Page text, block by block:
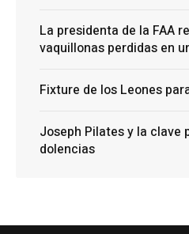
La presidenta de la FAA
vaquillonas perdidas en
Fixture de los Leones
Joseph Pilates y la clave
dolencias